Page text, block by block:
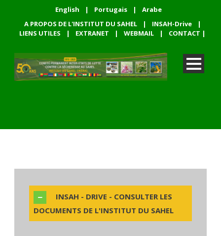
English | Portugais |
Arabe
A PROPOS DE L'INSTITUT DU SAHEL
| INSAH-Drive
|
LIENS UTILES
| EXTRANET | WEBMAIL | CONTACT |
INSAH - DRIVE - CONSULTER LES
DOCUMENTS DE L'INSTITUT DU SAHEL